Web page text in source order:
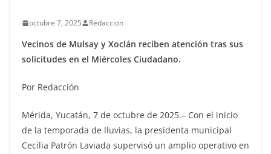
octubre 7, 2025 Redaccion
Vecinos de Mulsay y Xoclán reciben atención tras sus
solicitudes en el Miércoles Ciudadano.
Por Redacción
Mérida, Yucatán, 7 de octubre de 2025.– Con el inicio
de la temporada de lluvias, la presidenta municipal
Cecilia Patrón Laviada supervisó un amplio operativo en